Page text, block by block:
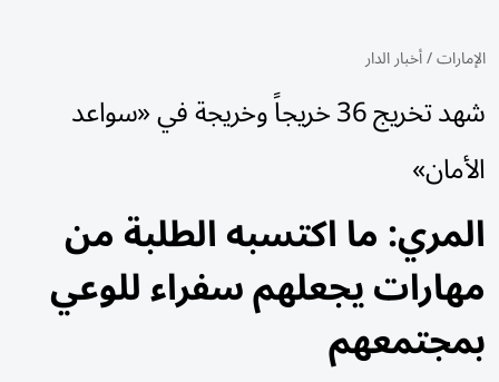
الإمارات/أخبار الدار
شهد تخريج 36 خريجاً وخريجة في «سواعد
الأمان»
المري: ما اكتسبه الطلبة من
مهارات يجعلهم سفراء للوعي
بمجتمعهم